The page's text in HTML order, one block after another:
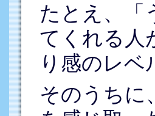
たとえ、「
てくれる人
り感のレベ
そのうちに